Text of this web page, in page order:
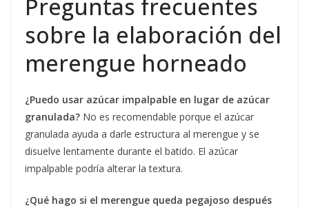
Preguntas frecuentes
sobre la elaboración del
merengue horneado
¿Puedo usar azúcar impalpable en lugar de azúcar
granulada? No es recomendable porque el azúcar
granulada ayuda a darle estructura al merengue y se
disuelve lentamente durante el batido. El azúcar
impalpable podría alterar la textura.
¿Qué hago si el merengue queda pegajoso después